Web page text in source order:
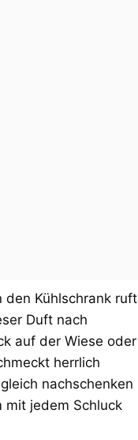
den Kühlschrank ruft
Duft nach
auf der Wiese oder
herrlich
nachschenken
mit jedem Schluck